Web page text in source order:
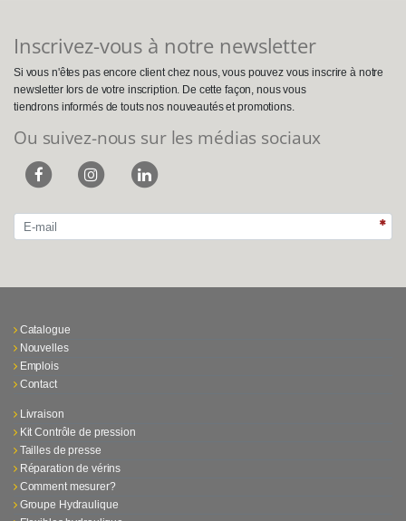
Inscrivez-vous à notre newsletter
Si vous n'êtes pas encore client chez nous, vous pouvez vous inscrire à notre
newsletter lors de votre inscription. De cette façon, nous vous
tiendrons informés de touts nos nouveautés et promotions.
Ou suivez-nous sur les médias sociaux
Catalogue
Nouvelles
Emplois
Contact
Livraison
Kit Contrôle de pression
Tailles de presse
Réparation de vérins
Comment mesurer?
Groupe Hydraulique